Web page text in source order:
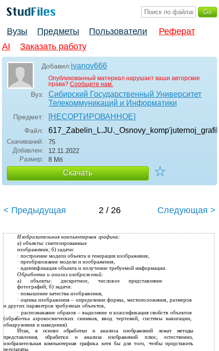
Вузы Предметы Пользователи
Реферат
AI
Заказать работу
Добавил:ivanov666
Опубликованный материал нарушает ваши авторские
права? Сообщите нам.
Вуз:
Сибирский Государственный Университет
Телекоммуникаций и Информатики
Предмет: [НЕСОРТИРОВАННОЕ]
Файл:
Скачиваний:
75
Добавлен:
12.11.2022
Размер:
8 Мб
Скачать ☆
< Предыдущая 2 / 26 Следующая >
Изобразительная компьютерная графика:
а) объекты: синтезированные
изображения; б) задачи:
· построение модели объекта и генерация изображения,
· преобразование модели и изображения,
· идентификация объекта и получение требуемой информации.
Обработка и анализ изображений:
а) объекты: дискретное, числовое представление
фотографий; б) задачи:
· повышение качества изображения,
· оценка изображения – определение формы, местоположения, размеров
и других параметров требуемых объектов,
· распознавание образов – выделение и классификация свойств объектов
(обработка аэрокосмических снимков, ввод чертежей, системы навигации,
обнаружения и наведения).
Итак, в основе обработки и анализа изображений лежат методы
представления, обработки и анализа изображений плюс, естественно,
изобразительная компьютерная графика хотя бы для того, чтобы представить
результаты.